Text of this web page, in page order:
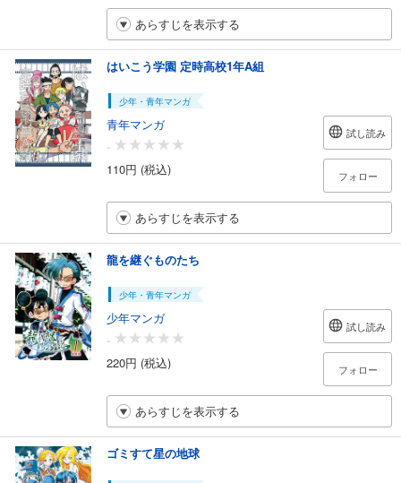
あらすじを表示する
はいこう学園 定時高校1年A組
少年・青年マンガ
青年マンガ
-
110円 (税込)
試し読み
フォロー
あらすじを表示する
龍を継ぐものたち
少年・青年マンガ
少年マンガ
-
220円 (税込)
試し読み
フォロー
あらすじを表示する
ゴミすて星の地球